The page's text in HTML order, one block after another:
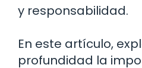
y responsabilidad.
En este artículo,
profundidad la